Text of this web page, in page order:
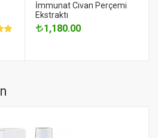
İmmunat Civan Perçemi
Ekstraktı
1,180.00